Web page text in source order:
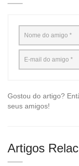
Gostou do artigo?
seus amigos!
Artigos